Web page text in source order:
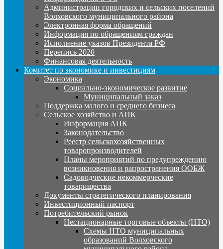
Администрации городских и сельских поселений
Волховского муниципального района
Электронная форма обращений
Информация по обращениям граждан
Исполнение указов Президента РФ
Перепись 2020
Финансовая деятельность
Комитет по экономике и инвестициям
Экономика
Социально-экономическое развитие
Муниципальный заказ
Поддержка малого и среднего бизнеса
Сельское хозяйство и АПК
Информация АПК
Законодательство
Реестр сельскохозяйственных
товаропроизводителей
Планы мероприятий по предупреждению
возникновения и рапространения ООБЖ
Садоводческие некоммерческие
товарищества
Документы стратегического планирования
Инвестиционный паспорт
Потребительский рынок
Нестационарные торговые объекты (НТО)
Схемы НТО муниципальных
образований Волховского